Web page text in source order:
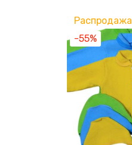
Распродажа
-55%